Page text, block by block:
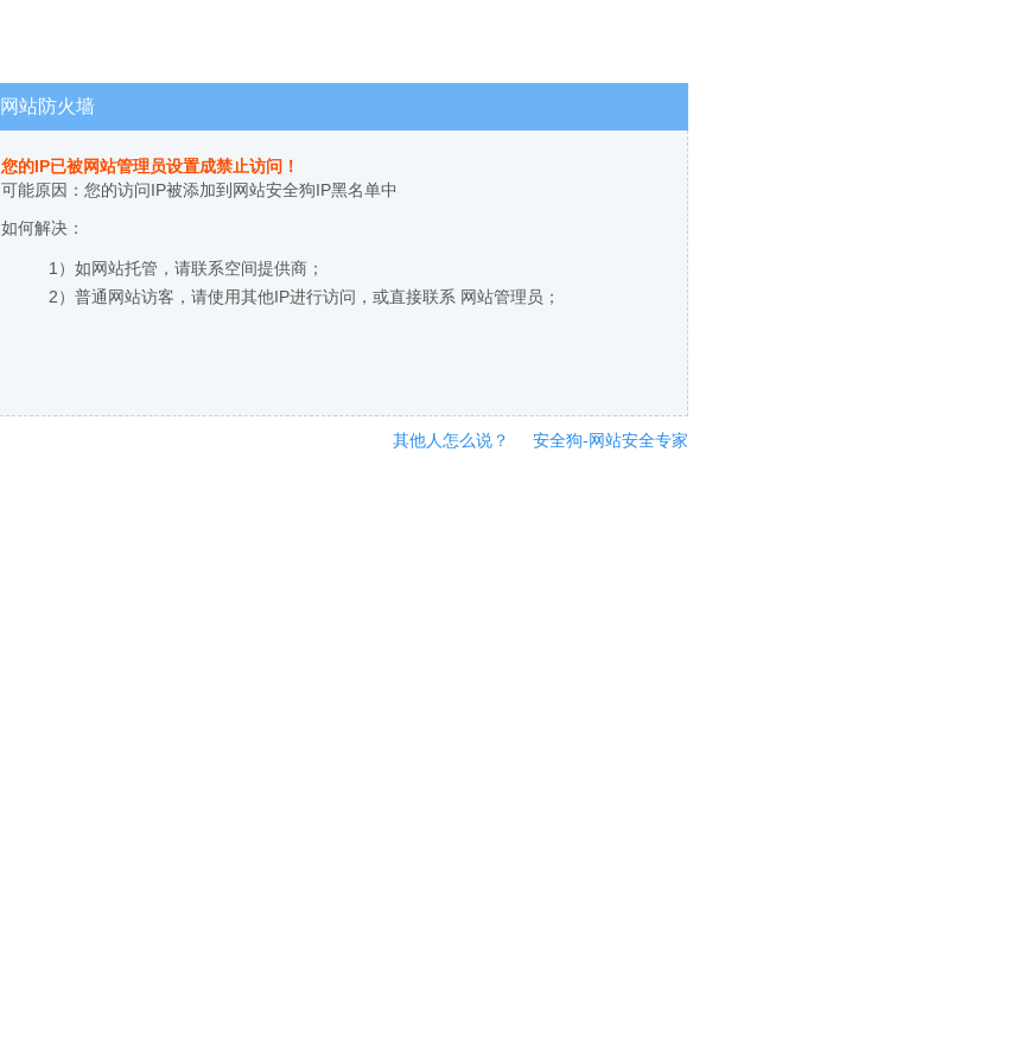
网站防火墙
您的IP已被网站管理员设置成禁止访问！
可能原因：您的访问IP被添加到网站安全狗IP黑名单中
如何解决：
1）如网站托管，请联系空间提供商；
2）普通网站访客，请使用其他IP进行访问，或直接联系 网站管理员；
其他人怎么说？ 安全狗-网站安全专家